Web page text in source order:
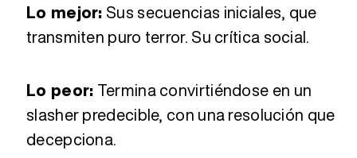
Lo mejor: Sus secuencias iniciales, que
transmiten puro terror. Su crítica social.
Lo peor: Termina convirtiéndose en un
slasher predecible, con una resolución que
decepciona.